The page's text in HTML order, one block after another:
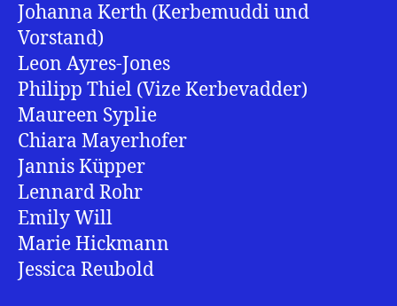
Johanna Kerth (Kerbemuddi und
Vorstand)
Leon Ayres-Jones
Philipp Thiel (Vize Kerbevadder)
Maureen Syplie
Chiara Mayerhofer
Jannis Küpper
Lennard Rohr
Emily Will
Marie Hickmann
Jessica Reubold